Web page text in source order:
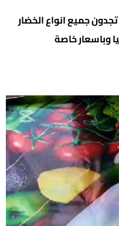
جميع انواع الخضار
وباسعار خاصة